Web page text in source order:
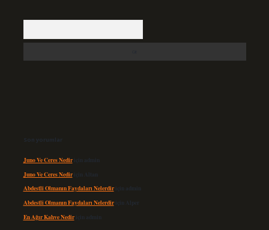
Son yorumlar
Juno Ve Ceres Nediriçin admin
Juno Ve Ceres Nediriçin Altan
Abdestli Olmanın Faydaları Nelerdiriçin admin
Abdestli Olmanın Faydaları Nelerdiriçin Alper
En Ağır Kahve Nediriçin admin